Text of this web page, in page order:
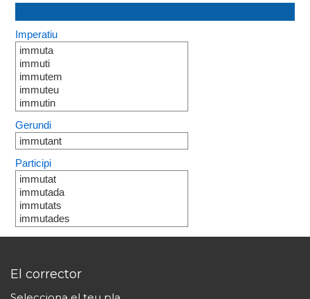
Imperatiu
immuta
immuti
immutem
immuteu
immutin
Gerundi
immutant
Participi
immutat
immutada
immutats
immutades
El corrector